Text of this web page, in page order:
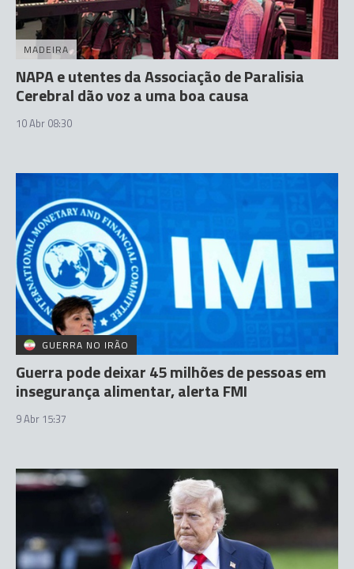
MADEIRA
NAPA e utentes da Associação de Paralisia
Cerebral dão voz a uma boa causa
10 Abr 08:30
GUERRA NO IRÃO
Guerra pode deixar 45 milhões de pessoas em
insegurança alimentar, alerta FMI
9 Abr 15:37